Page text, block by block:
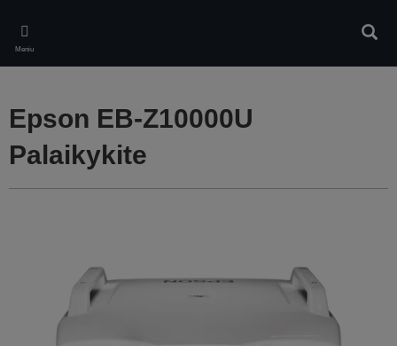
main
content
Meniu
Epson EB-Z10000U
Palaikykite